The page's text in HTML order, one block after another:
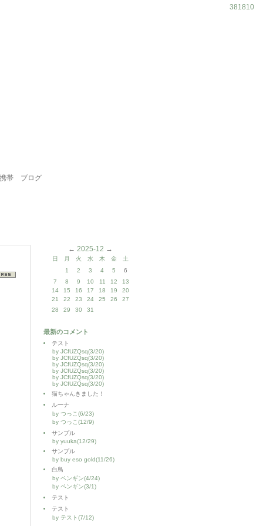
381810
携帯
ブログ
← 2025-12 →
日 月 火 水 木 金
土
1
2 3 4 5
6
7
8 9 10 11 12
13
14
15 16 17 18 19
20
21
22 23 24 25 26
27
28
29 30 31
最新のコメント
テスト
by JCfUZQsq(3/20)
by JCfUZQsq(3/20)
by JCfUZQsq(3/20)
by JCfUZQsq(3/20)
by JCfUZQsq(3/20)
by JCfUZQsq(3/20)
猫ちゃんきました！
ルーナ
by つっこ(6/23)
by つっこ(12/9)
サンプル
by yuuka(12/29)
サンプル
by buy eso gold(11/26)
白鳥
by ペンギン(4/24)
by ペンギン(3/1)
テスト
テスト
by テスト(7/12)